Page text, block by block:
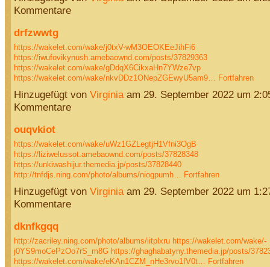
Kommentare
drfzwwtg
https://wakelet.com/wake/j0txV-wM3OEOKEeJihFi6
https://iwufovikynush.amebaownd.com/posts/37829363
https://wakelet.com/wake/gDdqX6CikxaHn7YWze7vp
https://wakelet.com/wake/nkvDDz1ONepZGEwyU5am9… Fortfahren
Hinzugefügt von Virginiaam 29. September 2022 um
Kommentare
ouqvkiot
https://wakelet.com/wake/uWz1GZLegtjH1Vfni3OgB
https://liziwelussot.amebaownd.com/posts/37828348
https://unkiwashijur.themedia.jp/posts/37828440
http://tnfdjs.ning.com/photo/albums/niogpumh… Fortfahren
Hinzugefügt von Virginiaam 29. September 2022 um
Kommentare
dknfkgqq
http://zacriley.ning.com/photo/albums/iitplxru https://wakelet.com/wake/-
j0YS9moCePzOo7rS_m8G https://ghaghabatyny.themedia.jp/posts/
https://wakelet.com/wake/eKAn1CZM_nHe3rvo1fV0t… Fortfahren